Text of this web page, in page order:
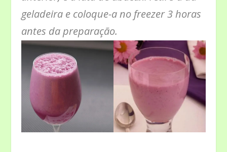
geladeira e coloque-a no freezer 3 horas
antes da preparação.